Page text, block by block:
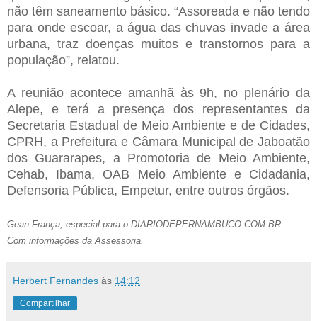
não têm saneamento básico. “Assoreada e não tendo
para onde escoar, a água das chuvas invade a área
urbana, traz doenças muitos e transtornos para a
população”, relatou.
A reunião acontece amanhã às 9h, no plenário da
Alepe, e terá a presença dos representantes da
Secretaria Estadual de Meio Ambiente e de Cidades,
CPRH, a Prefeitura e Câmara Municipal de Jaboatão
dos Guararapes, a Promotoria de Meio Ambiente,
Cehab, Ibama, OAB Meio Ambiente e Cidadania,
Defensoria Pública, Empetur, entre outros órgãos.
Gean França, especial para o DIARIODEPERNAMBUCO.COM.BR
Com informações da Assessoria.
Herbert Fernandes às 14:12
Compartilhar